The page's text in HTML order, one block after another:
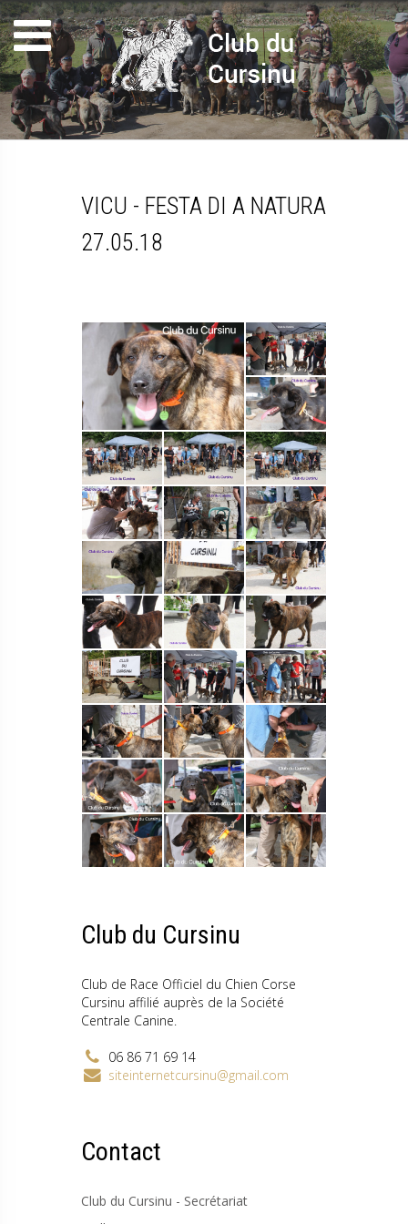
VICU - FESTA DI A NATURA
27.05.18
Club du Cursinu
Club de Race Officiel du Chien Corse
Cursinu affilié auprès de la Société
Centrale Canine.
06 86 71 69 14
siteinternetcursinu@gmail.com
Contact
Club du Cursinu - Secrétariat